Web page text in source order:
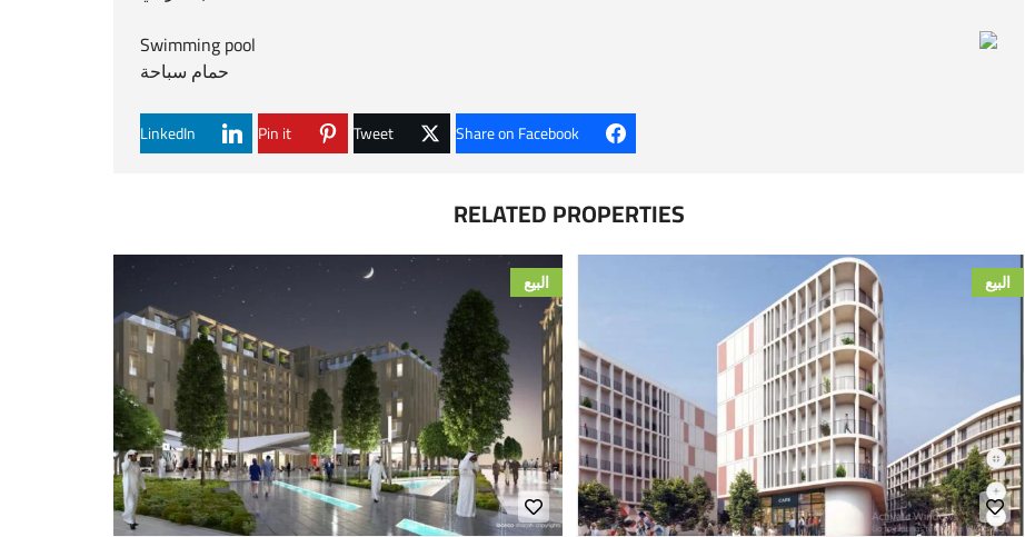
حمام سباحة
Share on Facebook
Tweet
Pin it
LinkedIn
RELATED PROPERTIES
البيع البيع